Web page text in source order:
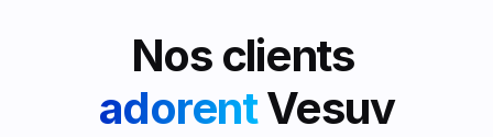
Nos clients
adorent Vesuv